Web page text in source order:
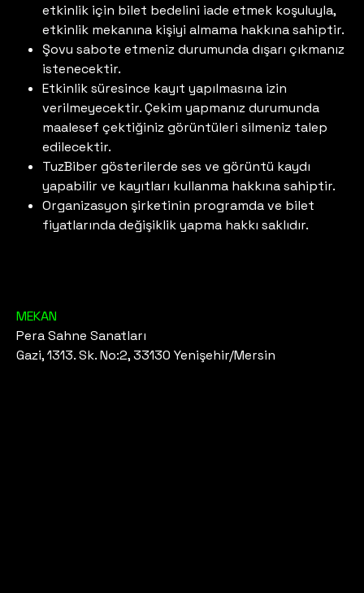
etkinlik için bilet bedelini iade etmek koşuluyla,
etkinlik mekanına kişiyi almama hakkına sahiptir.
Şovu sabote etmeniz durumunda dışarı çıkmanız
istenecektir.
Etkinlik süresince kayıt yapılmasına izin
verilmeyecektir. Çekim yapmanız durumunda
maalesef çektiğiniz görüntüleri silmeniz talep
edilecektir.
TuzBiber gösterilerde ses ve görüntü kaydı
yapabilir ve kayıtları kullanma hakkına sahiptir.
Organizasyon şirketinin programda ve bilet
fiyatlarında değişiklik yapma hakkı saklıdır.
MEKAN
Pera Sahne Sanatları
Gazi, 1313. Sk. No:2, 33130 Yenişehir/Mersin